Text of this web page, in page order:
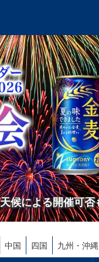
候による開催可否
中国 四国 九州・沖縄